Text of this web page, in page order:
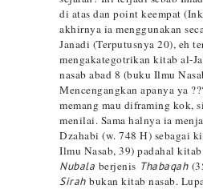
di atas dan point keempat
akhirnya ia menggunakan
Janadi (Terputusnya 20), eh
mengakategotrikan kitab al-
nasab abad 8 (buku Ilmu
Mencengangkan apanya ya
memang mau diframing kok,
menilai. Sama halnya ia
Dzahabi (w. 748 H) sebagai
Ilmu Nasab, 39) padahal
Nubala berjenis Thabaqah
Sirah bukan kitab nasab.